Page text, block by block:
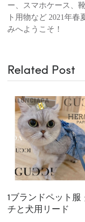
ー、スマホケース、
ト用物など 2021年
みへようこそ！
Related Post
1ブランドペット服
チと犬用リード